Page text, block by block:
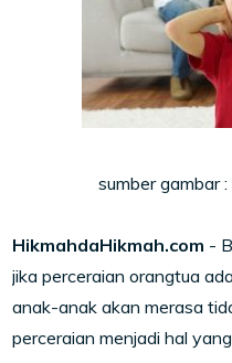
sumber gambar
HikmahdaHikmah.com -
jika perceraian orangtua
anak-anak akan merasa
perceraian menjadi hal